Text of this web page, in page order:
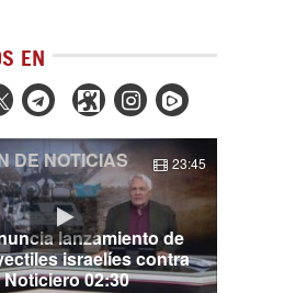
EN
 
lanzamiento de
israelíes contra
02:30
DE NOTICIAS 23:45